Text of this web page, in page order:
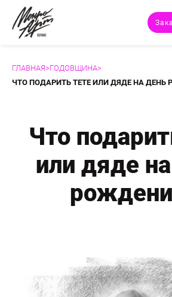
Техники портрета
Дополнительные услуги
Статьи
ГЛАВНАЯ>ГОДОВЩИНА>
ЧТО ПОДАРИТЬ ТЕТЕ ИЛИ ДЯДЕ НА ДЕНЬ
Что
или дяде